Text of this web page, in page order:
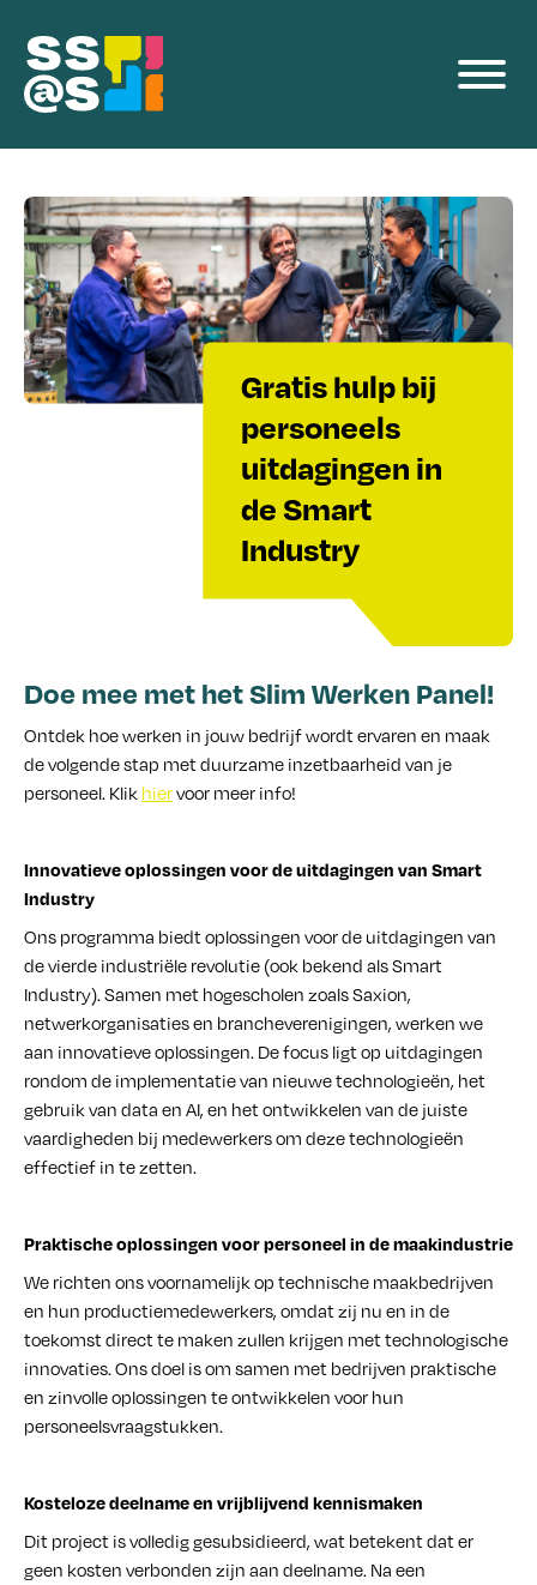
Programmalijnen
Producten
Voor Bedrijven
Events
Team
Gratis hulp bij
personeels
uitdagingen in
de Smart
Industry
Doe mee met het Slim Werken Panel!
Ontdek hoe werken in jouw bedrijf wordt ervaren en maak
de volgende stap met duurzame inzetbaarheid van je
personeel. Klik hiervoor meer info!
Innovatieve oplossingen voor de uitdagingen van Smart
Industry
Ons programma biedt oplossingen voor de uitdagingen van
de vierde industriële revolutie (ook bekend als Smart
Industry). Samen met hogescholen zoals Saxion,
netwerkorganisaties en brancheverenigingen, werken we
aan innovatieve oplossingen. De focus ligt op uitdagingen
rondom de implementatie van nieuwe technologieën, het
gebruik van data en AI, en het ontwikkelen van de juiste
vaardigheden bij medewerkers om deze technologieën
effectief in te zetten.
Praktische oplossingen voor personeel in de maakindustrie
We richten ons voornamelijk op technische maakbedrijven
en hun productiemedewerkers, omdat zij nu en in de
toekomst direct te maken zullen krijgen met technologische
innovaties. Ons doel is om samen met bedrijven praktische
en zinvolle oplossingen te ontwikkelen voor hun
personeelsvraagstukken.
Kosteloze deelname en vrijblijvend kennismaken
Dit project is volledig gesubsidieerd, wat betekent dat er
geen kosten verbonden zijn aan deelname. Na een